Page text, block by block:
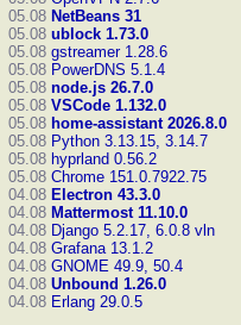
05.08 NetBeans 31
05.08 ublock 1.73.0
05.08 gstreamer 1.28.6
05.08 PowerDNS 5.1.4
05.08 node.js 26.7.0
05.08 VSCode 1.132.0
05.08 home-assistant 2026.8.0
05.08 Python 3.13.15, 3.14.7
05.08 hyprland 0.56.2
05.08 Chrome 151.0.7922.75
04.08 Electron 43.3.0
04.08 Mattermost 11.10.0
04.08 Django 5.2.17, 6.0.8 vln
04.08 Grafana 13.1.2
04.08 GNOME 49.9, 50.4
04.08 Unbound 1.26.0
04.08 Erlang 29.0.5